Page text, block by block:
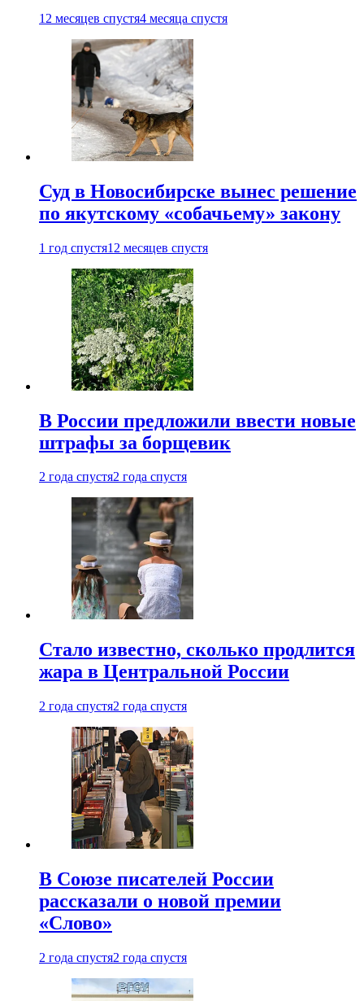
12 месяцев спустя4 месяца спустя
Суд в Новосибирске вынес решение
по якутскому «собачьему» закону
1 год спустя12 месяцев спустя
В России предложили ввести новые
штрафы за борщевик
2 года спустя2 года спустя
Стало известно, сколько продлится
жара в Центральной России
2 года спустя2 года спустя
В Союзе писателей России
рассказали о новой премии
«Слово»
2 года спустя2 года спустя